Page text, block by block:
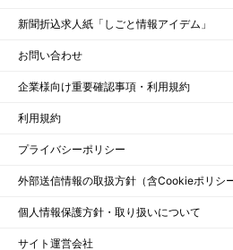
新聞折込求人紙「しごと情報アイデム」
お問い合わせ
企業様向け重要確認事項・利用規約
利用規約
プライバシーポリシー
外部送信情報の取扱方針（含Cookieポリシー
個人情報保護方針・取り扱いについて
サイト運営会社